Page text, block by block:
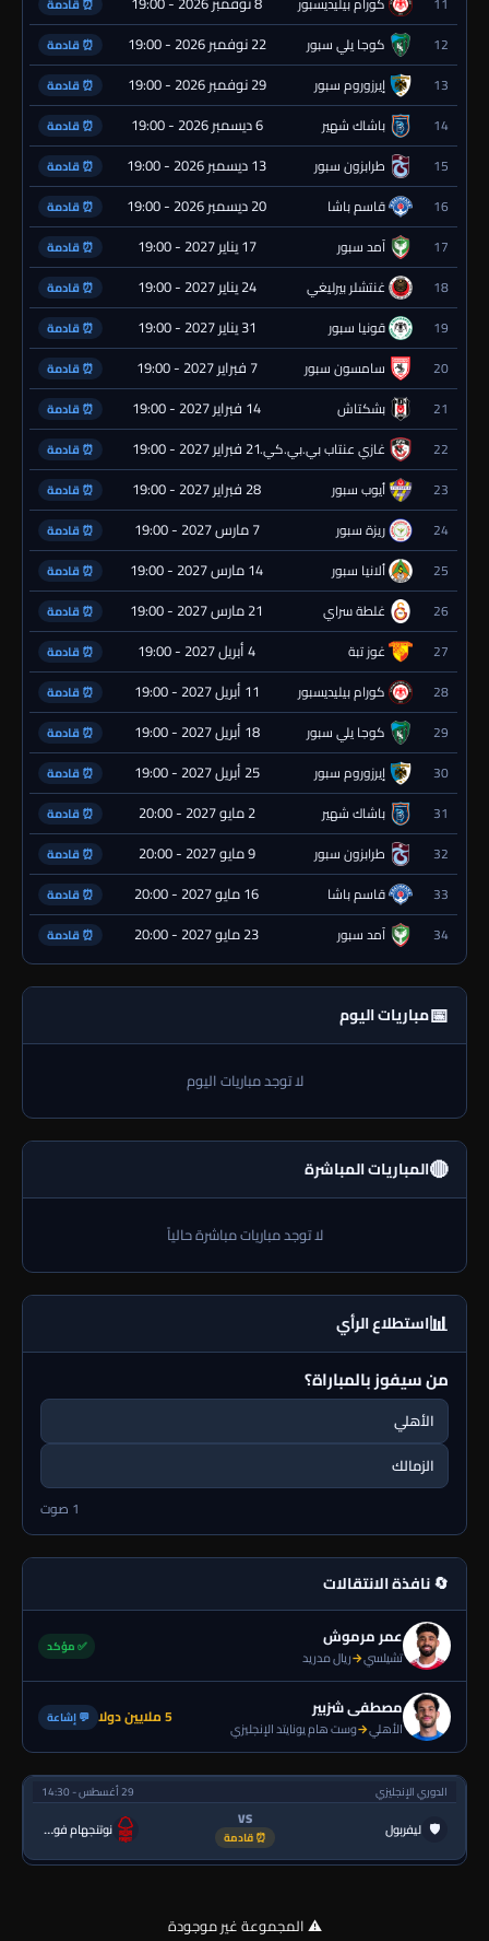
⏰ قادمة
12 كوجا يلي سبور 22 نوفمبر 2026 - 19:00 ⏰ قادمة
13 إيرزوروم سبور 29 نوفمبر 2026 - 19:00 ⏰ قادمة
14 باشاك شهير 6 ديسمبر 2026 - 19:00 ⏰ قادمة
15 طرابزون سبور 13 ديسمبر 2026 - 19:00 ⏰ قادمة
16 قاسم باشا 20 ديسمبر 2026 - 19:00 ⏰ قادمة
17 آمد سبور 17 يناير 2027 - 19:00 ⏰ قادمة
18 غنتشلر بيرليغي 24 يناير 2027 - 19:00 ⏰ قادمة
19 قونيا سبور 31 يناير 2027 - 19:00 ⏰ قادمة
20 سامسون سبور 7 فبراير 2027 - 19:00 ⏰ قادمة
21 بشكتاش 14 فبراير 2027 - 19:00 ⏰ قادمة
22 غازي عنتاب بي.بي.كي.21 فبراير 2027 - 19:00 ⏰ قادمة
23 أيوب سبور 28 فبراير 2027 - 19:00 ⏰ قادمة
24 ريزة سبور 7 مارس 2027 - 19:00 ⏰ قادمة
25 ألانيا سبور 14 مارس 2027 - 19:00 ⏰ قادمة
26 غلطة سراي 21 مارس 2027 - 19:00 ⏰ قادمة
27 غوز تبة 4 أبريل 2027 - 19:00 ⏰ قادمة
28 كورام بيليديسبور 11 أبريل 2027 - 19:00 ⏰ قادمة
29 كوجا يلي سبور 18 أبريل 2027 - 19:00 ⏰ قادمة
30 إيرزوروم سبور 25 أبريل 2027 - 19:00 ⏰ قادمة
31 باشاك شهير 2 مايو 2027 - 20:00 ⏰ قادمة
32 طرابزون سبور 9 مايو 2027 - 20:00 ⏰ قادمة
33 قاسم باشا 16 مايو 2027 - 20:00 ⏰ قادمة
34 آمد سبور 23 مايو 2027 - 20:00 ⏰ قادمة
📅مباريات اليوم
لا توجد مباريات اليوم
🔴المباريات المباشرة
لا توجد مباريات مباشرة حالياً
📊استطلاع الرأي
من سيفوز بالمباراة؟
الأهلي
الزمالك
1 صوت
🔄 نافذة الانتقالات
عمر مرموش
تشيلسي→ريال مدريد
✅ مؤكد
مصطفى شزبير
الأهلي→وست هام يونايتد الإنجليزي 5 ملايين دولا 💬 إشاعة
الدوري الإنجليزي 29 أغسطس - 14:30
🛡 ليفربول VS
⏰ قادمة نوتنجهام فورست
⚠️ المجموعة غير موجودة